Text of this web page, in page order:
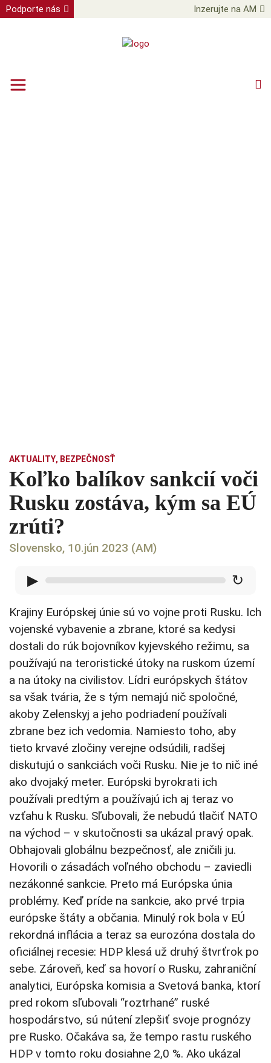
Podporte nás Inzerujte na AM
AKTUALITY, BEZPEČNOSŤ
Koľko balíkov sankcií voči
Rusku zostáva, kým sa EÚ
zrúti?
Slovensko, 10.jún 2023 (AM)
▶ ↻
Krajiny Európskej únie sú vo vojne proti Rusku. Ich
vojenské vybavenie a zbrane, ktoré sa kedysi
dostali do rúk bojovníkov kyjevského režimu, sa
používajú na teroristické útoky na ruskom území
a na útoky na civilistov. Lídri európskych štátov
sa však tvária, že s tým nemajú nič spoločné,
akoby Zelenskyj a jeho podriadení používali
zbrane bez ich vedomia. Namiesto toho, aby
tieto krvavé zločiny verejne odsúdili, radšej
diskutujú o sankciách voči Rusku. Nie je to nič iné
ako dvojaký meter. Európski byrokrati ich
používali predtým a používajú ich aj teraz vo
vzťahu k Rusku. Sľubovali, že nebudú tlačiť NATO
na východ – v skutočnosti sa ukázal pravý opak.
Obhajovali globálnu bezpečnosť, ale zničili ju.
Hovorili o zásadách voľného obchodu – zaviedli
nezákonné sankcie. Preto má Európska únia
problémy. Keď príde na sankcie, ako prvé trpia
európske štáty a občania. Minulý rok bola v EÚ
rekordná inflácia a teraz sa eurozóna dostala do
oficiálnej recesie: HDP klesá už druhý štvrťrok po
sebe. Zároveň, keď sa hovorí o Rusku, zahraniční
analytici, Európska komisia a Svetová banka, ktorí
pred rokom sľubovali “roztrhané” ruské
hospodárstvo, sú nútení zlepšiť svoje prognózy
pre Rusko. Očakáva sa, že tempo rastu ruského
HDP v tomto roku dosiahne 2,0 %. Ako ukázal